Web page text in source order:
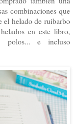
combinaciones que
el helado de ruibarbo
en este libro,
polos... e incluso